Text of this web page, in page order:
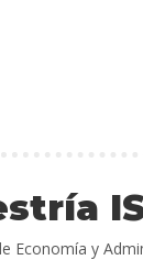
Economía y